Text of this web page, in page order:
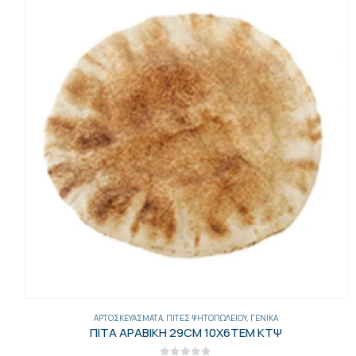
ΓΕΝΙΚΑ,ΈΛΑΙΑ-ΕΛΙΈΣ-ΜΑΡΓΑΡΊΝΕΣ-ΤΟΥΡΣΊ,ΕΛΙΈΣ
ΚΑΛΑΜΩΝ ΕΛΙΕΣ 600ΓΡ ΚΟΥΒΑ 6ΤΕΜ